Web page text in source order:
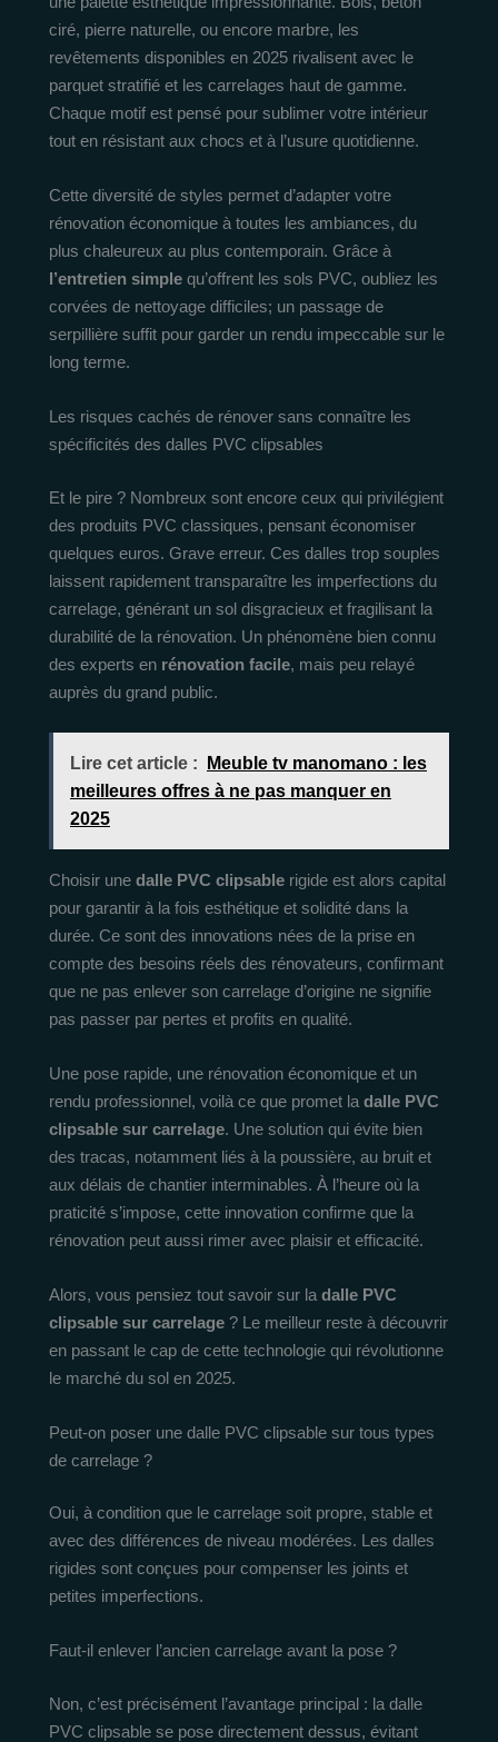
ciré, pierre naturelle, ou encore marbre, les
revêtements disponibles en 2025 rivalisent avec le
parquet stratifié et les carrelages haut de gamme.
Chaque motif est pensé pour sublimer votre intérieur
tout en résistant aux chocs et à l’usure quotidienne.
Cette diversité de styles permet d’adapter votre
rénovation économique à toutes les ambiances, du
plus chaleureux au plus contemporain. Grâce à
l’entretien simple qu’offrent les sols PVC, oubliez les
corvées de nettoyage difficiles; un passage de
serpillière suffit pour garder un rendu impeccable sur le
long terme.
Les risques cachés de rénover sans connaître les
spécificités des dalles PVC clipsables
Et le pire ? Nombreux sont encore ceux qui privilégient
des produits PVC classiques, pensant économiser
quelques euros. Grave erreur. Ces dalles trop souples
laissent rapidement transparaître les imperfections du
carrelage, générant un sol disgracieux et fragilisant la
durabilité de la rénovation. Un phénomène bien connu
des experts en rénovation facile, mais peu relayé
auprès du grand public.
Lire cet article :
Meuble tv manomano : les
meilleures offres à ne pas manquer en
2025
Choisir une dalle PVC clipsable rigide est alors capital
pour garantir à la fois esthétique et solidité dans la
durée. Ce sont des innovations nées de la prise en
compte des besoins réels des rénovateurs, confirmant
que ne pas enlever son carrelage d’origine ne signifie
pas passer par pertes et profits en qualité.
Une pose rapide, une rénovation économique et un
rendu professionnel, voilà ce que promet la dalle PVC
clipsable sur carrelage. Une solution qui évite bien
des tracas, notamment liés à la poussière, au bruit et
aux délais de chantier interminables. À l’heure où la
praticité s’impose, cette innovation confirme que la
rénovation peut aussi rimer avec plaisir et efficacité.
Alors, vous pensiez tout savoir sur la dalle PVC
clipsable sur carrelage ? Le meilleur reste à découvrir
en passant le cap de cette technologie qui révolutionne
le marché du sol en 2025.
Peut-on poser une dalle PVC clipsable sur tous types
de carrelage ?
Oui, à condition que le carrelage soit propre, stable et
avec des différences de niveau modérées. Les dalles
rigides sont conçues pour compenser les joints et
petites imperfections.
Faut-il enlever l’ancien carrelage avant la pose ?
Non, c’est précisément l’avantage principal : la dalle
PVC clipsable se pose directement dessus, évitant